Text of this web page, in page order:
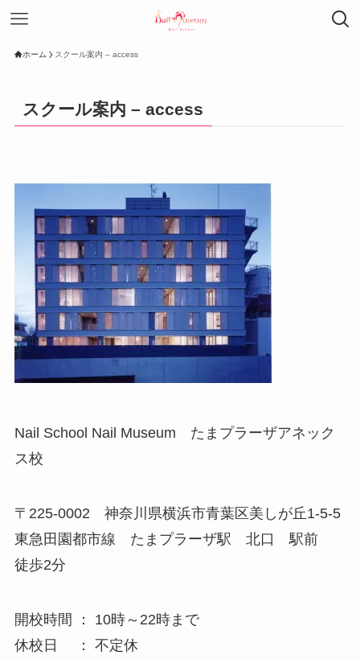
ホーム スクール案内 – access
スクール案内 – access
Nail School Nail Museum たまプラーザアネック
ス校
〒225-0002 神奈川県横浜市青葉区美しが丘1-5-5
東急田園都市線 たまプラーザ駅 北口 駅前
徒歩2分
開校時間 ： 10時～22時まで
休校日 ： 不定休